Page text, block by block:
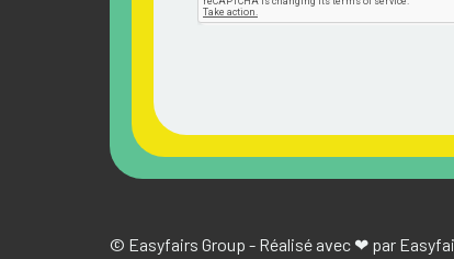
© Easyfairs Group - Réalisé avec ❤ par